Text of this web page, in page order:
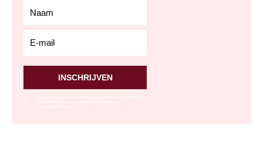
INSCHRIJVEN